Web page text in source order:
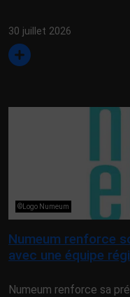
30 juillet 2026
©Logo Numeum
Numeum renforce
avec une équipe
Numeum renforce sa